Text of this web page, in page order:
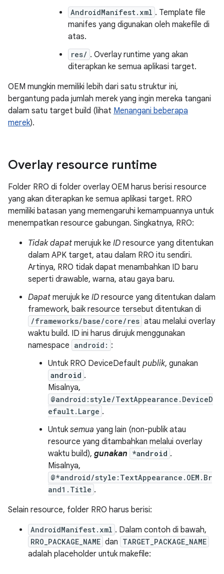
AndroidManifest.xml . Template file
manifes yang digunakan oleh makefile di
atas.
res/ . Overlay runtime yang akan
diterapkan ke semua aplikasi target.
OEM mungkin memiliki lebih dari satu struktur ini,
bergantung pada jumlah merek yang ingin mereka tangani
dalam satu target build (lihat Menangani beberapa
merek).
Overlay resource runtime
Folder RRO di folder overlay OEM harus berisi resource
yang akan diterapkan ke semua aplikasi target. RRO
memiliki batasan yang memengaruhi kemampuannya untuk
menempatkan resource gabungan. Singkatnya, RRO:
Tidak dapat merujuk ke ID resource yang ditentukan
dalam APK target, atau dalam RRO itu sendiri.
Artinya, RRO tidak dapat menambahkan ID baru
seperti drawable, warna, atau gaya baru.
Dapat merujuk ke ID resource yang ditentukan dalam
framework, baik resource tersebut ditentukan di
/frameworks/base/core/res atau melalui overlay
waktu build. ID ini harus dirujuk menggunakan
namespace android: :
Untuk RRO DeviceDefault publik, gunakan
android .
Misalnya,
@android:style/TextAppearance.DeviceD
efault.Large .
Untuk semua yang lain (non-publik atau
resource yang ditambahkan melalui overlay
waktu build), gunakan *android .
Misalnya,
@*android/style:TextAppearance.OEM.Br
and1.Title .
Selain resource, folder RRO harus berisi:
AndroidManifest.xml . Dalam contoh di bawah,
RRO_PACKAGE_NAME dan TARGET_PACKAGE_NAME
adalah placeholder untuk makefile: